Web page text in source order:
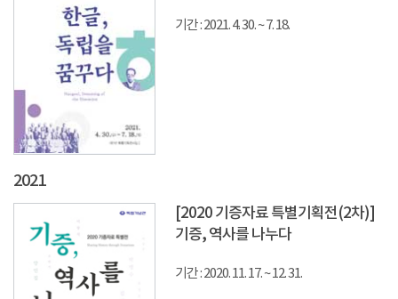
기간 : 2021. 4. 30. ~ 7. 18.
2021
[2020 기증자료 특별기획전(2차)]
기증, 역사를 나누다
기간 : 2020. 11. 17. ~ 12. 31.